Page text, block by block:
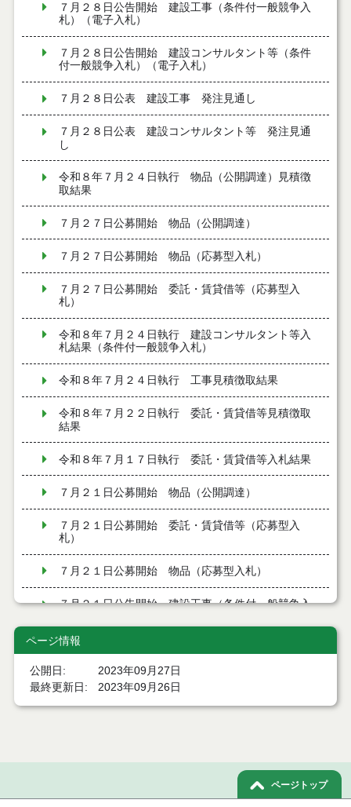
７月２８日公告開始 建設工事（条件付一般競争入
札）（電子入札）
７月２８日公告開始 建設コンサルタント等（条件
付一般競争入札）（電子入札）
７月２８日公表 建設工事 発注見通し
７月２８日公表 建設コンサルタント等 発注見通
し
令和８年７月２４日執行 物品（公開調達）見積徴
取結果
７月２７日公募開始 物品（公開調達）
７月２７日公募開始 物品（応募型入札）
７月２７日公募開始 委託・賃貸借等（応募型入
札）
令和８年７月２４日執行 建設コンサルタント等入
札結果（条件付一般競争入札）
令和８年７月２４日執行 工事見積徴取結果
令和８年７月２２日執行 委託・賃貸借等見積徴取
結果
令和８年７月１７日執行 委託・賃貸借等入札結果
７月２１日公募開始 物品（公開調達）
７月２１日公募開始 委託・賃貸借等（応募型入
札）
７月２１日公募開始 物品（応募型入札）
７月２１日公告開始 建設工事（条件付一般競争入
７月２１日公告開始 建設コンサルタント等（条件
令和８年７月１7日執行 工事入札結果（条件付一般
競争入札）
７月１４日公告開始 建設コンサルタント等（条件
付一般競争入札）（電子入札）
ページ情報
公開日
2023年09月27日
最終更新日
2023年09月26日
ページトップ